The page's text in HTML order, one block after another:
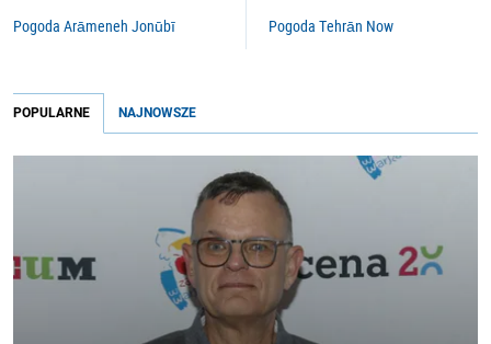
Pogoda Arāmeneh Jonūbī Pogoda Tehrān Now
POPULARNE NAJNOWSZE